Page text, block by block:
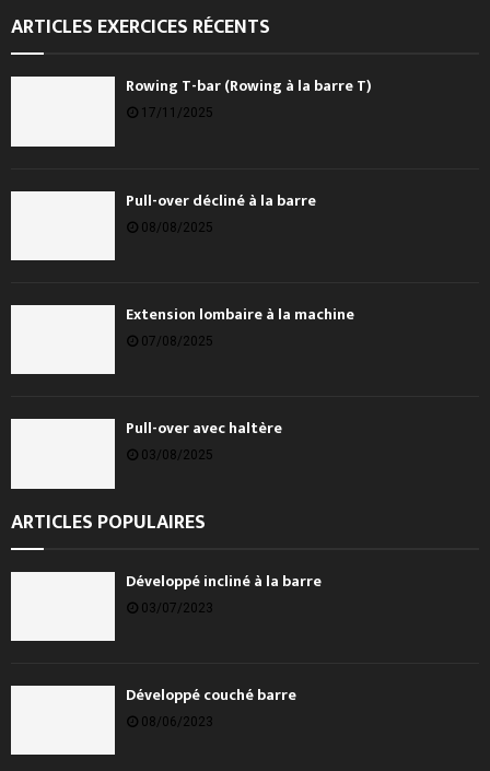
ARTICLES EXERCICES RÉCENTS
Rowing T-bar (Rowing à la barre T)
17/11/2025
Pull-over décliné à la barre
08/08/2025
Extension lombaire à la machine
07/08/2025
Pull-over avec haltère
03/08/2025
ARTICLES POPULAIRES
Développé incliné à la barre
03/07/2023
Développé couché barre
08/06/2023